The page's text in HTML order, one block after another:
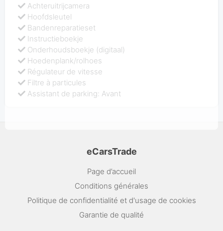
Achteruitrijcamera
Hoofdsleutel
Bandenreparatieset
Instructieboekje
Onderhoudsboekje (digitaal)
Hoedenplank/rolhoes
Régulateur de vitesse
Filtre à particules
Assistant de parking: Avant
eCarsTrade
Page d’accueil
Conditions générales
Politique de confidentialité et d'usage de cookies
Garantie de qualité